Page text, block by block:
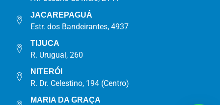
JACAREPAGUÁ
Estr. dos Bandeirantes, 4937
TIJUCA
R. Uruguai, 260
NITERÓI
R. Dr. Celestino, 194 (Centro)
MARIA DA GRAÇA